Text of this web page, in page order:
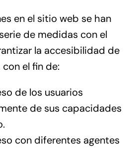
en el sitio web se han
de medidas con el
la accesibilidad de
el fin de:
de los usuarios
de sus capacidades
con diferentes agentes